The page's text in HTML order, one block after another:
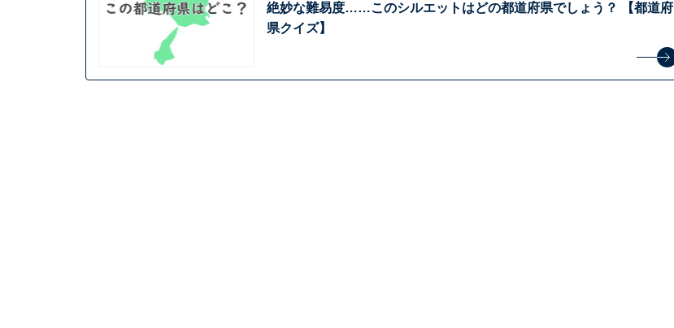
絶妙な難易度……このシルエットはどの都道府県でしょう？ 【都道府
県クイズ】